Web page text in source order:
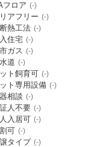
フロア (-)
アフリー (-)
熱工法 (-)
住宅 (-)
ガス (-)
道 (-)
ト飼育可 (-)
ト専用設備 (-)
相談 (-)
人不要 (-)
入居可 (-)
可 (-)
タイプ (-)